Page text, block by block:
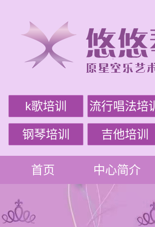
k歌培训 流行唱法培训
钢琴培训 吉他培训
首页 中心简介